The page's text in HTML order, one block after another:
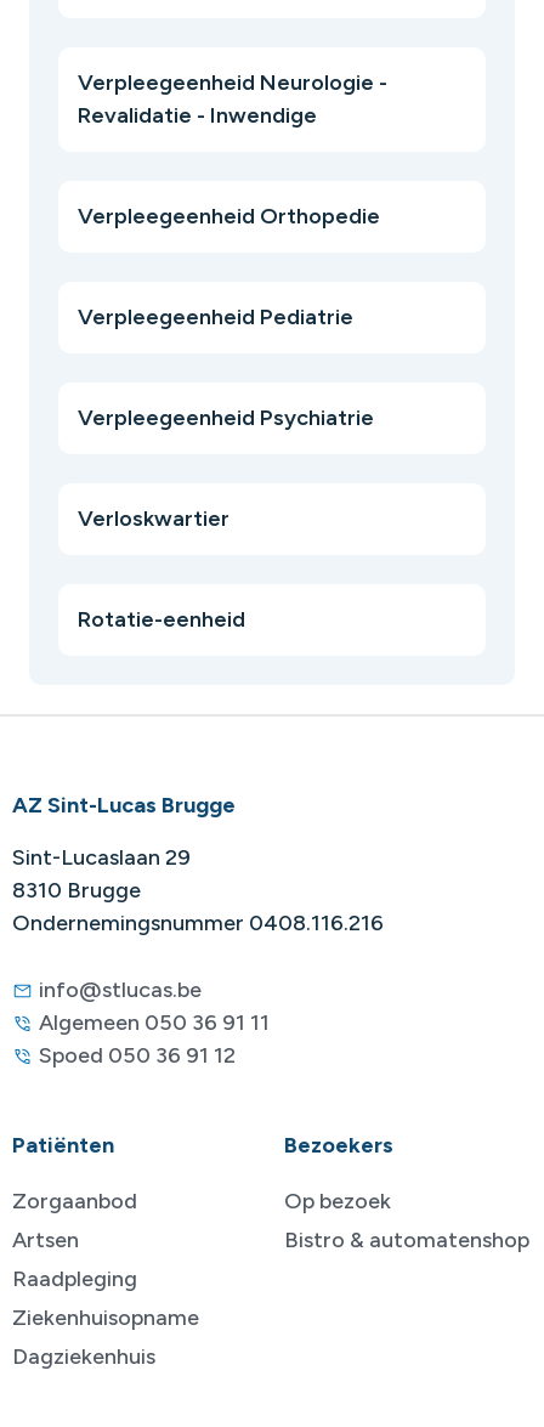
Verpleegeenheid Neurologie -
Revalidatie - Inwendige
Verpleegeenheid Orthopedie
Verpleegeenheid Pediatrie
Verpleegeenheid Psychiatrie
Verloskwartier
Rotatie-eenheid
AZ Sint-Lucas Brugge
Sint-Lucaslaan 29
8310 Brugge
Ondernemingsnummer 0408.116.216
info@stlucas.be
Algemeen 050 36 91 11
Spoed 050 36 91 12
Patiënten
Zorgaanbod
Artsen
Raadpleging
Ziekenhuisopname
Dagziekenhuis
Bezoekers
Op bezoek
Bistro & automatenshop